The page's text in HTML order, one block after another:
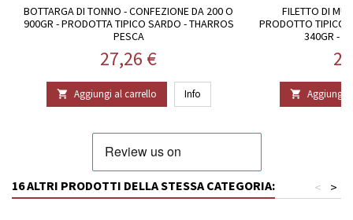
BOTTARGA DI TONNO - CONFEZIONE DA 200 O
900GR - PRODOTTA TIPICO SARDO - THARROS
PESCA
Prezzo
27,26 €
 Aggiungi al carrello Info
FILETTO DI
PRODOTTO TIPICO
340GR -
 Aggiungi
16 ALTRI PRODOTTI DELLA STESSA CATEGORIA: >
<